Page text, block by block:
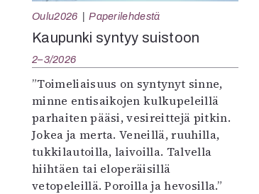
Oulu2026 Paperilehdestä
Kaupunki syntyy suistoon
2–3/2026
”Toimeliaisuus on syntynyt sinne,
minne entisaikojen kulkupeleillä
parhaiten pääsi, vesireittejä pitkin.
Jokea ja merta. Veneillä, ruuhilla,
tukkilautoilla, laivoilla. Talvella
hiihtäen tai eloperäisillä
vetopeleillä. Poroilla ja hevosilla.”